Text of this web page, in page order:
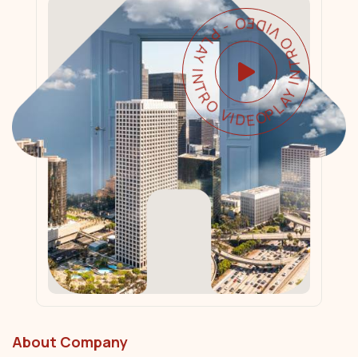
PLAY INTRO VIDEO - PLAY INTRO VIDEO -
About Company